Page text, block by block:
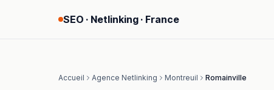
SEO · Netlinking · France
Accueil Agence Netlinking Montreuil Romainville